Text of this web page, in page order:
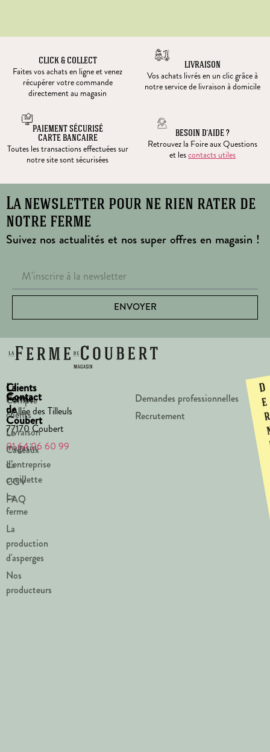
CLICK & COLLECT
Faites vos achats en ligne et venez
récupérer votre commande
directement au magasin
LIVRAISON
Vos achats livrés en un clic grâce à
notre service de livraison à domicile
PAIEMENT SÉCURISÉ
CARTE BANCAIRE
Toutes les transactions effectuées sur
notre site sont sécurisées
BESOIN D’AIDE ?
Retrouvez la Foire aux Questions
et lescontacts utiles
La newsletter pour ne rien rater de
notre ferme
Suivez nos actualités et nos super offres en magasin !
ENVOYER
La
Ferme
de
Coubert
Le
magasin
La
cueillette
La
ferme
La
production
d'asperges
Nos
producteurs
Clients
Compte
clients
Livraison
Cadeaux
d’entreprise
CGV
FAQ
Contact
1 Allée des Tilleuls
77170 Coubert
01 64 06 60 99
Demandes professionnelles
Recrutement
D
e